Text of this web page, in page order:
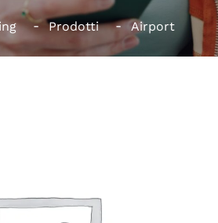
Prodotti Airport